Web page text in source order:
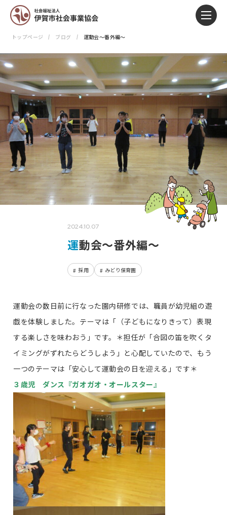
トップページ ブログ 運動会～番外編～
2024.10.07
運動会～番外編～
採用 みどり保育園
運動会の数日前に行なった園内研修では、職員が幼児組の遊
戯を体験しました。テーマは「（子どもになりきって）表現
する楽しさを味わおう」です。＊担任が「合図の笛を吹くタ
イミングがずれたらどうしよう」と心配していたので、もう
一つのテーマは「安心して運動会の日を迎える」です＊
３歳児 ダンス『ガオガオ・オールスター』